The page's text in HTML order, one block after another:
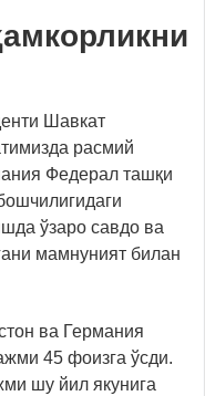
Шавкат
расмий
Федерал ташқи
ўзаро савдо ва
мамнуният билан
ва Германия
45 фоизга ўсди.
шу йил якунига